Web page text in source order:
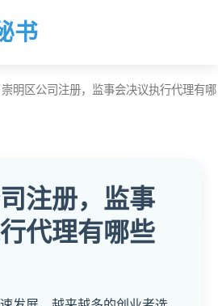
书
崇明区公司注册，监事会决议执行代理有哪
注册，监事
代理有哪些